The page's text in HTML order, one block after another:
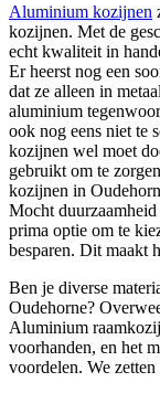
Aluminium kozijnen
kozijnen. Met de
echt kwaliteit in
Er heerst nog een
dat ze alleen in
aluminium
ook nog eens niet te
kozijnen wel moet
gebruikt om te
kozijnen in
Mocht
prima optie om te
besparen. Dit maakt
Ben je diverse
Oudehorne?
Aluminium
voorhanden, en het
voordelen. We